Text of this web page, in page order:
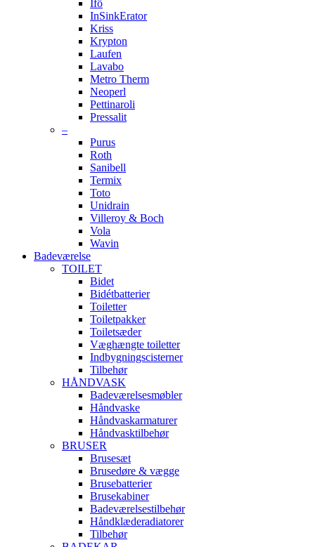
Ifö
InSinkErator
Kriss
Krypton
Laufen
Lavabo
Metro Therm
Neoperl
Pettinaroli
Pressalit
–
Purus
Roth
Sanibell
Termix
Toto
Unidrain
Villeroy & Boch
Vola
Wavin
Badeværelse
TOILET
Bidet
Bidétbatterier
Toiletter
Toiletpakker
Toiletsæder
Væghængte toiletter
Indbygningscisterner
Tilbehør
HÅNDVASK
Badeværelsesmøbler
Håndvaske
Håndvaskarmaturer
Håndvasktilbehør
BRUSER
Brusesæt
Brusedøre & vægge
Brusebatterier
Brusekabiner
Badeværelsestilbehør
Håndklæderadiatorer
Tilbehør